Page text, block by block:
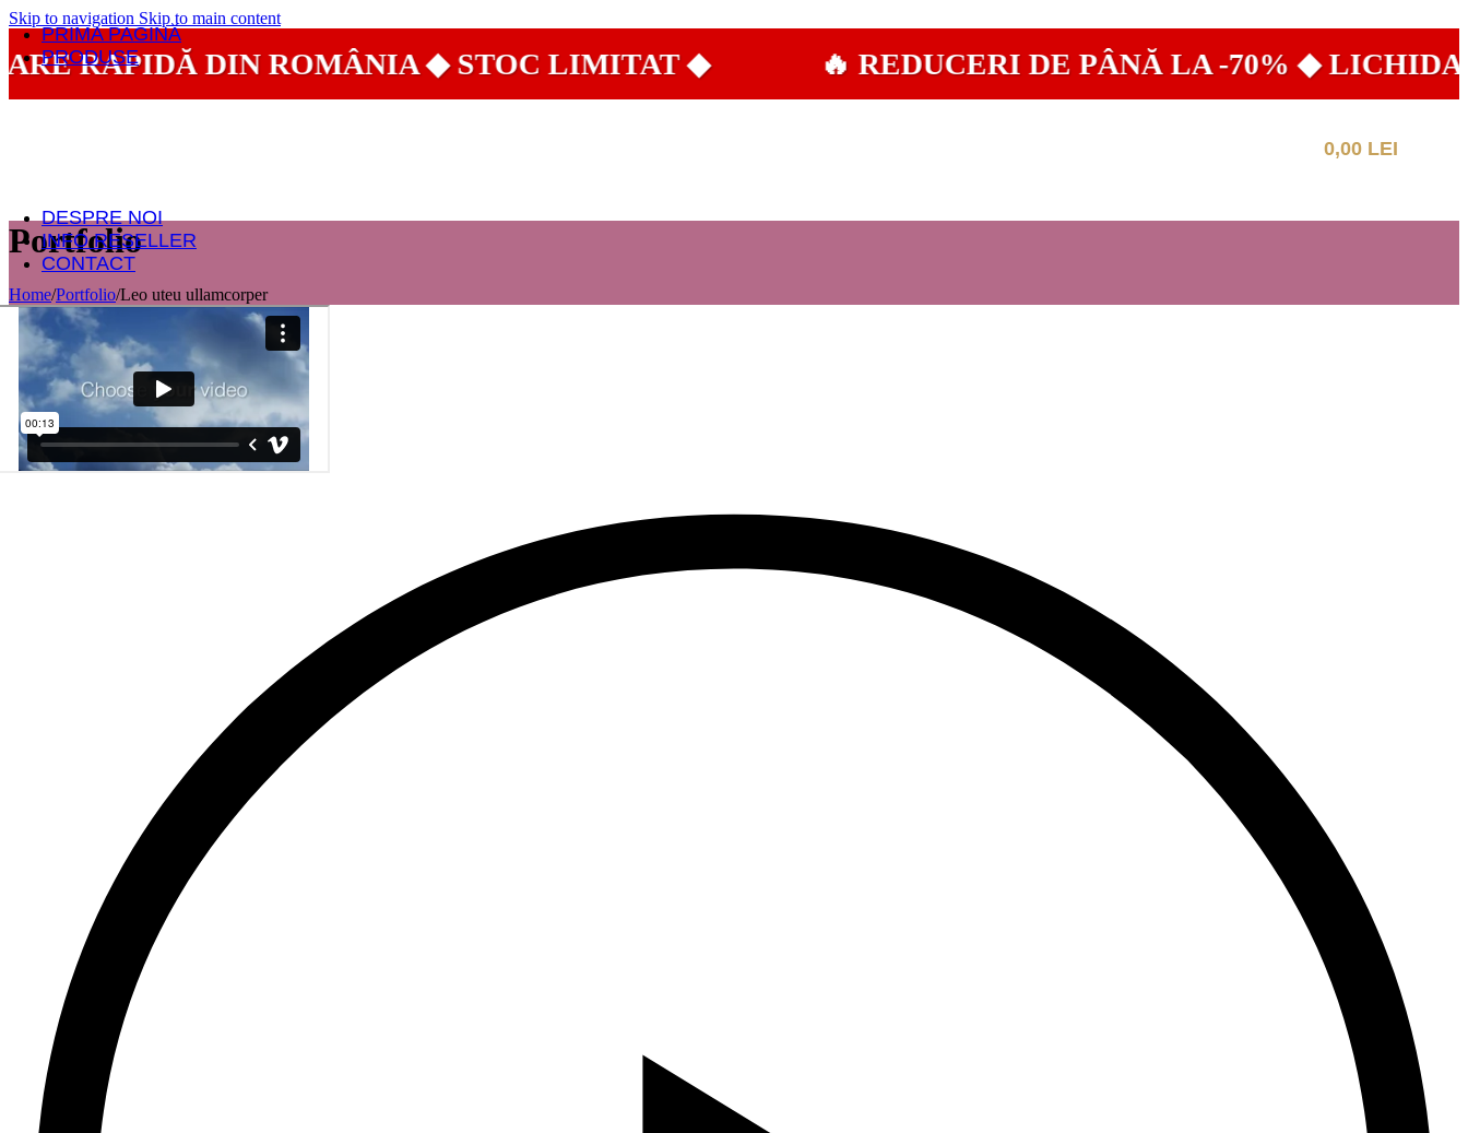
Skip to navigation Skip to main content
RAPIDĂ DIN ROMÂNIA ◆ STOC LIMITAT ◆ 🔥 REDUCERI DE PÂNĂ LA -70% ◆
PRIMA PAGINĂ
PRODUSE
Bluze cu mânecă lungă
Bluze cu mânecă scurtă
DESPRE NOI
INFO RESELLER
CONTACT
0,00 LEI
Portfolio
Home/Portfolio/Leo uteu ullamcorper